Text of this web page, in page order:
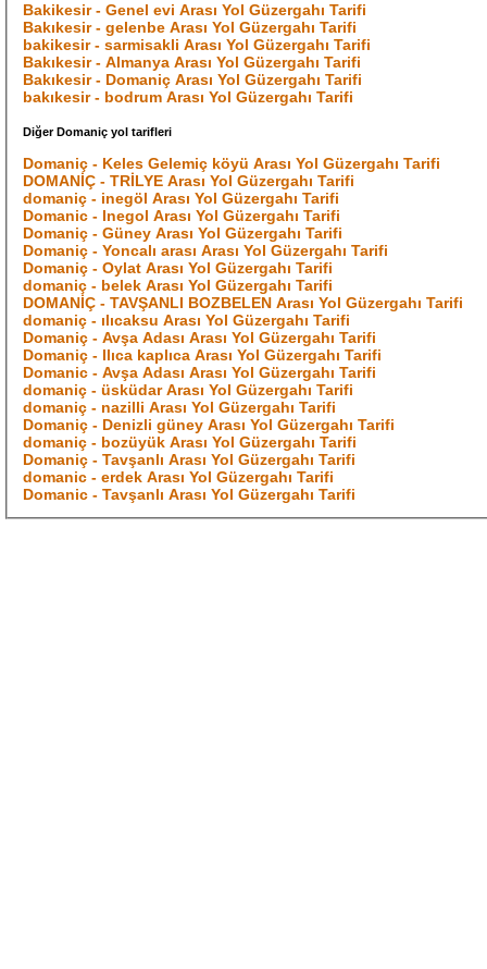
Bakikesir - Genel evi Arası Yol Güzergahı Tarifi
Bakıkesir - gelenbe Arası Yol Güzergahı Tarifi
bakikesir - sarmisakli Arası Yol Güzergahı Tarifi
Bakıkesir - Almanya Arası Yol Güzergahı Tarifi
Bakıkesir - Domaniç Arası Yol Güzergahı Tarifi
bakıkesir - bodrum Arası Yol Güzergahı Tarifi
Diğer Domaniç yol tarifleri
Domaniç - Keles Gelemiç köyü Arası Yol Güzergahı Tarifi
DOMANİÇ - TRİLYE Arası Yol Güzergahı Tarifi
domaniç - inegöl Arası Yol Güzergahı Tarifi
Domanic - Inegol Arası Yol Güzergahı Tarifi
Domaniç - Güney Arası Yol Güzergahı Tarifi
Domaniç - Yoncalı arası Arası Yol Güzergahı Tarifi
Domaniç - Oylat Arası Yol Güzergahı Tarifi
domaniç - belek Arası Yol Güzergahı Tarifi
DOMANİÇ - TAVŞANLI BOZBELEN Arası Yol Güzergahı Tarifi
domaniç - ılıcaksu Arası Yol Güzergahı Tarifi
Domaniç - Avşa Adası Arası Yol Güzergahı Tarifi
Domaniç - Ilıca kaplıca Arası Yol Güzergahı Tarifi
Domanic - Avşa Adası Arası Yol Güzergahı Tarifi
domaniç - üsküdar Arası Yol Güzergahı Tarifi
domaniç - nazilli Arası Yol Güzergahı Tarifi
Domaniç - Denizli güney Arası Yol Güzergahı Tarifi
domaniç - bozüyük Arası Yol Güzergahı Tarifi
Domaniç - Tavşanlı Arası Yol Güzergahı Tarifi
domanic - erdek Arası Yol Güzergahı Tarifi
Domanic - Tavşanlı Arası Yol Güzergahı Tarifi